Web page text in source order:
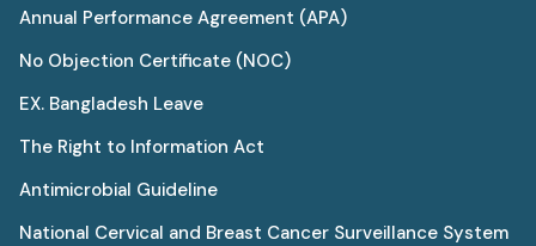
Annual Performance Agreement (APA)
No Objection Certificate (NOC)
EX. Bangladesh Leave
The Right to Information Act
Antimicrobial Guideline
National Cervical and Breast Cancer Surveillance System